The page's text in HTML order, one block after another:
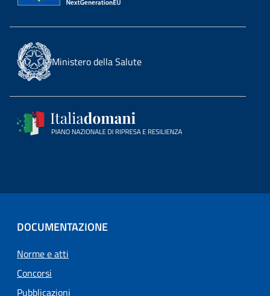
Ministero della Salute
DOCUMENTAZIONE
Norme e atti
Concorsi
Pubblicazioni